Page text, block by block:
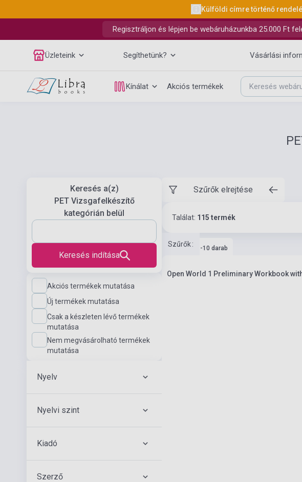
Külföldi címre történő
Regisztráljon és lépjen be webáruházunkba 25.000 Ft
Üzleteink Segíthetünk? Vásárlási
Kínálat Akciós termékek
Keresés a(z)
PET Vizsgafelkészítő
kategórián belül
Keresés indítása
Akciós termékek mutatása
Új termékek mutatása
Csak a készleten lévő termékek
mutatása
Nem megvásárolható termékek
mutatása
Nyelv
Nyelvi szint
Kiadó
Szerző
Szűrők elrejtése
Találat: 115 termék
Szűrők:
Készlet: 1-10 darab
Open World 1 Preliminary Workbook